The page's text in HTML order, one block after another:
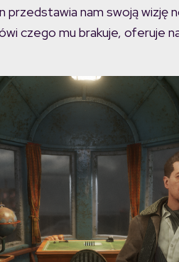
nam swoją wizję
czego mu brakuje, oferuje